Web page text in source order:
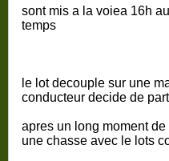
sont mis a la voiea 16h
temps
le lot decouple sur une
conducteur decide de
apres un long moment
une chasse avec le lots